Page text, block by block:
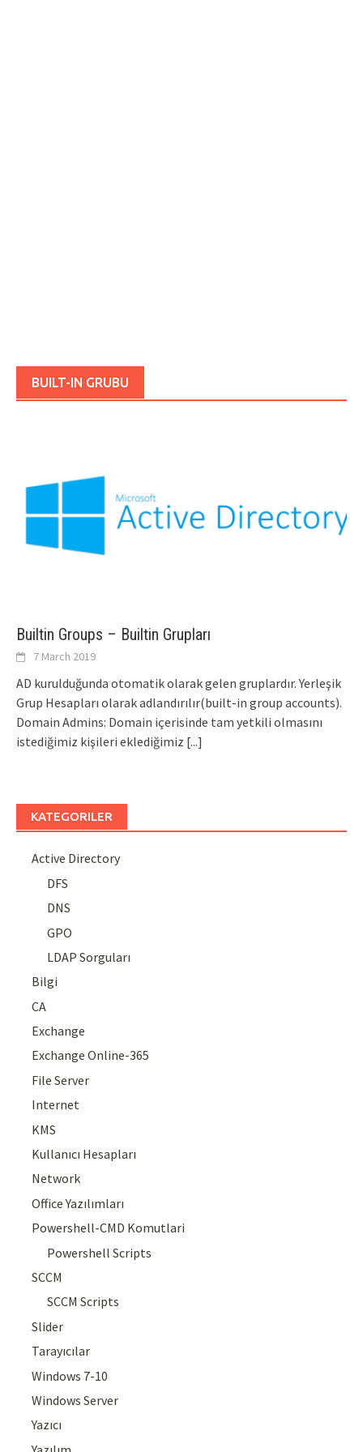
BUILT-IN GRUBU
Builtin Groups – Builtin Grupları
7 March 2019
AD kurulduğunda otomatik olarak gelen gruplardır. Yerleşik
Grup Hesapları olarak adlandırılır(built-in group accounts).
Domain Admins: Domain içerisinde tam yetkili olmasını
istediğimiz kişileri eklediğimiz [...]
KATEGORILER
Active Directory
DFS
DNS
GPO
LDAP Sorguları
Bilgi
CA
Exchange
Exchange Online-365
File Server
Internet
KMS
Kullanıcı Hesapları
Network
Office Yazılımları
Powershell-CMD Komutlari
Powershell Scripts
SCCM
SCCM Scripts
Slider
Tarayıcılar
Windows 7-10
Windows Server
Yazıcı